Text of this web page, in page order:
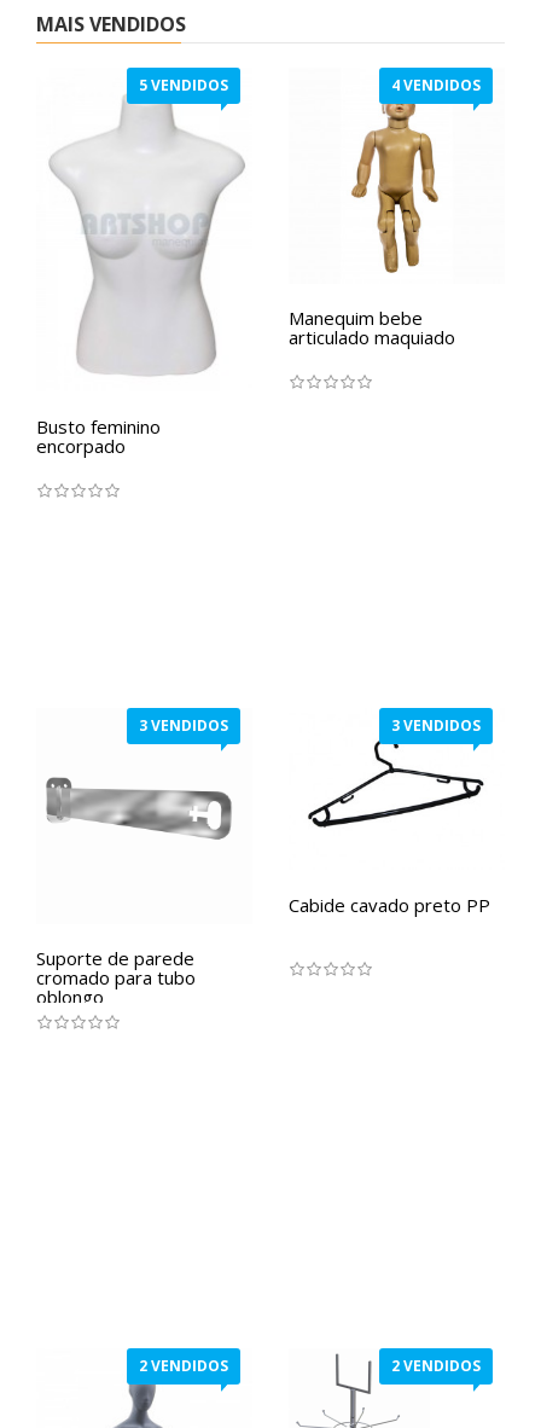
MAIS VENDIDOS
5 VENDIDOS
Busto feminino
encorpado
4 VENDIDOS
Manequim bebe
articulado maquiado
3 VENDIDOS
Suporte de parede
cromado para tubo
oblongo
3 VENDIDOS
Cabide cavado preto PP
2 VENDIDOS 2 VENDIDOS